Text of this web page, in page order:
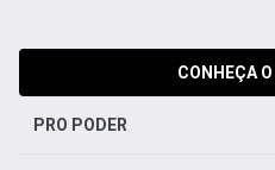
CONHEÇA
PRO PODER